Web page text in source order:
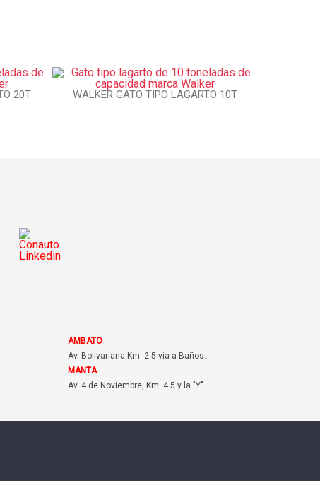
20T WALKER GATO TIPO LAGARTO 10T
AMBATO
Av. Bolivariana Km. 2.5 vía a Baños.
MANTA
Av. 4 de Noviembre, Km. 4.5 y la "Y".